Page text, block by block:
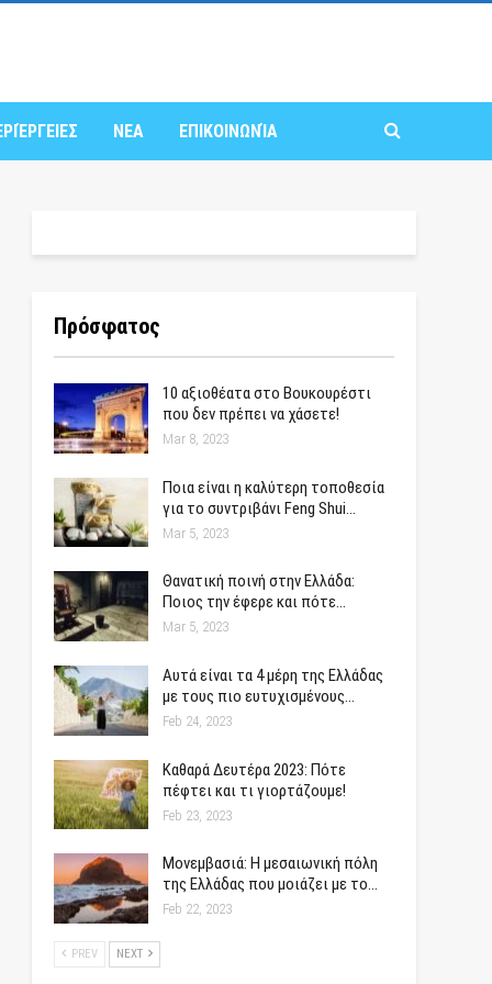
ΝΕΑ ΕΠΙΚΟΙΝΩΝΊΑ
Πρόσφατος
10 αξιοθέατα στο Βουκουρέστι
που δεν πρέπει να χάσετε!
Mar 8, 2023
Ποια είναι η καλύτερη τοποθεσία
για το συντριβάνι Feng Shui…
Mar 5, 2023
Θανατική ποινή στην Ελλάδα:
Ποιος την έφερε και πότε…
Mar 5, 2023
Αυτά είναι τα 4 μέρη της Ελλάδας
με τους πιο ευτυχισμένους…
Feb 24, 2023
Καθαρά Δευτέρα 2023: Πότε
πέφτει και τι γιορτάζουμε!
Feb 23, 2023
Μονεμβασιά: Η μεσαιωνική πόλη
της Ελλάδας που μοιάζει με το…
Feb 22, 2023
PREV NEXT